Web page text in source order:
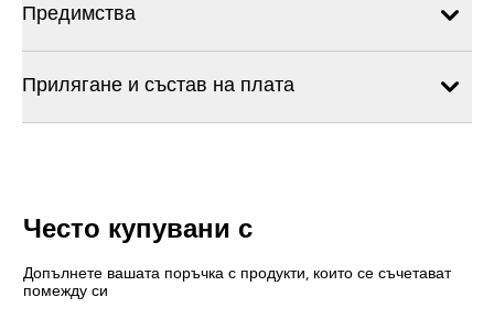
Предимства
Прилягане и състав на плата
Често купувани с
Допълнете вашата поръчка с продукти, които се съчетават
помежду си